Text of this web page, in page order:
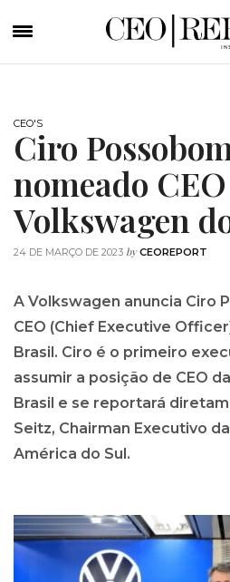
CEO'S
Ciro
nomeado
Volkswagen
24 DE MARÇO DE 2023 by CEOREPORT
A Volkswagen anuncia Ciro
CEO (Chief Executive
Brasil. Ciro é o primeiro
assumir a posição de CEO
Brasil e se reportará
Seitz, Chairman Executivo
América do Sul.